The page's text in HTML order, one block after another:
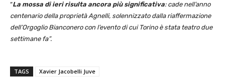
“La mossa di ieri risulta ancora più significativa: cade nell’anno
centenario della proprietà Agnelli, solennizzato dalla riaffermazione
dell’Orgoglio Bianconero con l’evento di cui Torino è stata teatro due
settimane fa”.
TAGS Xavier Jacobelli Juve